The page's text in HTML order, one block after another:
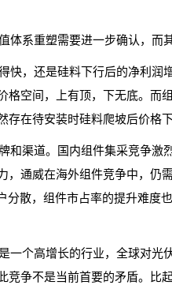
体系重塑需要进一步确认，而
快，还是硅料下行后的净利润
格空间，上有顶，下无底。而
在待安装时硅料爬坡后价格
和渠道。国内组件集采竞争
，通威在海外组件竞争中，仍
分散，组件市占率的提升难度
一个高增长的行业，全球对
竞争不是当前首要的矛盾。比